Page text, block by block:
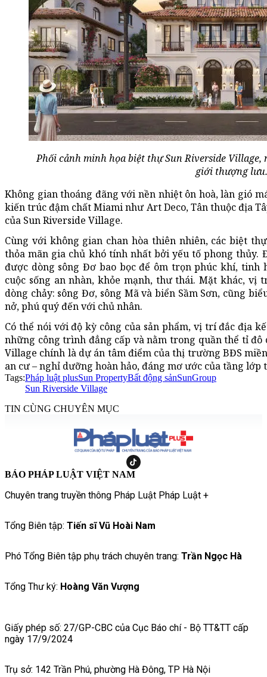
Phối cảnh minh họa biệt thự Sun Riverside
giới thượng lưu.
Không gian thoáng đãng với nền nhiệt ôn hoà, làn gió
kiến trúc đậm chất Miami như Art Deco, Tân thuộc địa
của Sun Riverside Village.
Cùng với không gian chan hòa thiên nhiên, các biệt
thỏa mãn gia chủ khó tính nhất bởi yếu tố phong
được dòng sông Đơ bao bọc để ôm trọn phúc khí, tinh
cuộc sống an nhàn, khỏe mạnh, thư thái. Mặt khác, vị
dòng chảy: sông Đơ, sông Mã và biển Sầm Sơn, cũng
nở, phú quý đến với chủ nhân.
Có thể nói với độ kỳ công của sản phẩm, vị trí đắc địa
những công trình đẳng cấp và nằm trong quần thể tỉ đô
Village chính là dự án tâm điểm của thị trường BĐS
an cư – nghỉ dưỡng hoàn hảo, đáng mơ ước của tầng lớp
Tags:Pháp luật plusSun PropertyBất động sảnSunGroup
Sun Riverside Village
TIN CÙNG CHUYÊN MỤC
BÁO PHÁP LUẬT VIỆT NAM
Chuyên trang truyền thông Pháp Luật Pháp Luật +
Tổng Biên tập: Tiến sĩ Vũ Hoài Nam
Phó Tổng Biên tập phụ trách chuyên trang: Trần Ngọc Hà
Tổng Thư ký: Hoàng Văn Vượng
Giấy phép số: 27/GP-CBC của Cục Báo chí - Bộ TT&TT cấp
ngày 17/9/2024
Trụ sở: 142 Trần Phú, phường Hà Đông, TP Hà Nội